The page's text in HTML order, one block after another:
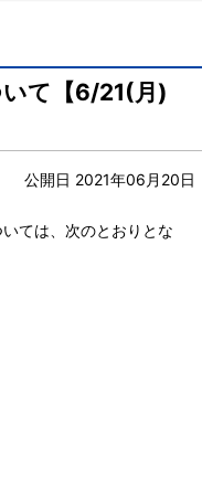
て【6/21(月)
公開日 2021年06月20日
ては、次のとおりとな